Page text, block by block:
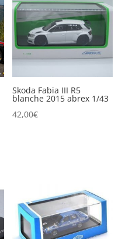
Skoda Fabia III R5
blanche 2015 abrex 1/43
42,00€